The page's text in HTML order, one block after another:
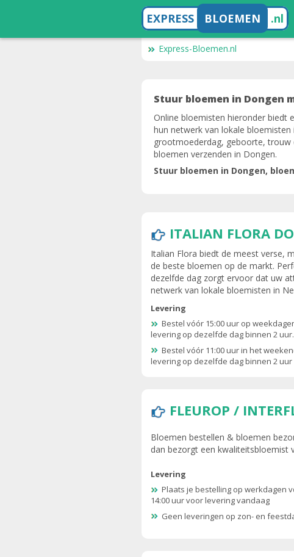
EXPRESS BLOEMEN .nl
Express-Bloemen.nl
Stuur bloemen in Dongen
Online bloemisten hieronder biedt
hun netwerk van lokale
grootmoederdag, geboorte,
bloemen verzenden in Dongen.
Stuur bloemen in Dongen,
ITALIAN FLORA
Italian Flora biedt de meest verse,
de beste bloemen op de markt.
dezelfde dag zorgt ervoor dat uw
netwerk van lokale bloemisten in
Levering
Bestel vóór 15:00 uur op
levering op dezelfde dag binnen 2 uur.
Bestel vóór 11:00 uur in het
levering op dezelfde dag binnen 2 uur
FLEUROP /
Bloemen bestellen & bloemen
dan bezorgt een kwaliteitsbloemist
Levering
Plaats je bestelling op werkdagen
14:00 uur voor levering vandaag
Geen leveringen op zon- en